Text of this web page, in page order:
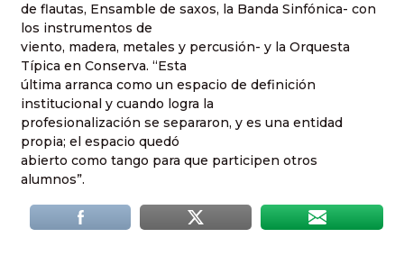
de flautas, Ensamble de saxos, la Banda Sinfónica- con
los instrumentos de
viento, madera, metales y percusión- y la Orquesta
Típica en Conserva. “Esta
última arranca como un espacio de definición
institucional y cuando logra la
profesionalización se separaron, y es una entidad
propia; el espacio quedó
abierto como tango para que participen otros
alumnos”.